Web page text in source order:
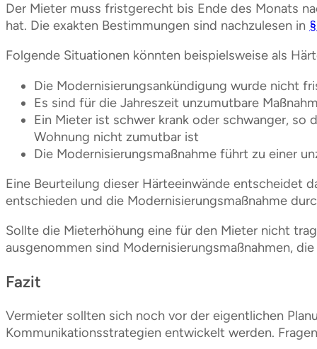
Der Mieter muss fristgerecht bis Ende des Monats
hat. Die exakten Bestimmungen sind nachzulesen in
Folgende Situationen könnten beispielsweise als
Die Modernisierungsankündigung wurde nicht
Es sind für die Jahreszeit unzumutbare
Ein Mieter ist schwer krank oder schwanger, so
Wohnung nicht zumutbar ist
Die Modernisierungsmaßnahme führt zu einer
Eine Beurteilung dieser Härteeinwände entscheidet
entschieden und die Modernisierungsmaßnahme
Sollte die Mieterhöhung eine für den Mieter nicht
ausgenommen sind Modernisierungsmaßnahmen,
Fazit
Vermieter sollten sich noch vor der eigentlichen
Kommunikationsstrategien entwickelt werden.